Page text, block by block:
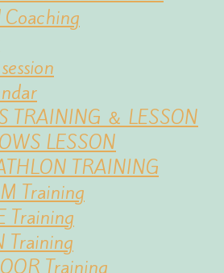
Coaching
TRAINING ＆ LESSON
OWS LESSON
TRAINING
Training
Training
Training
Training